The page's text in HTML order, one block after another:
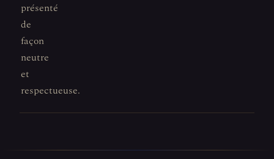
présenté
de
façon
neutre
et
respectueuse.